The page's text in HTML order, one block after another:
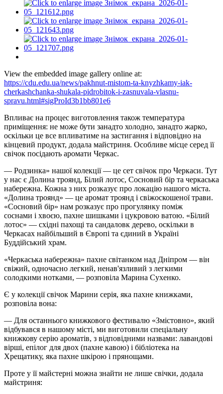
View the embedded image gallery online at:
https://cdu.edu.ua/news/pakhnut-mistom-ta-knyzhkamy-iak-
cherkashchanka-shukala-pidrobitok-i-zasnuvala-vlasnu-
spravu.html#sigProId3b1bb801e6
Впливає на процес виготовлення також температура
приміщення: не може бути занадто холодно, занадто жарко,
оскільки це все впливатиме на застигання і відповідно на
кінцевий продукт, додала майстриня. Особливе місце серед її
свічок посідають аромати Черкас.
— Родзинка» нашої колекції — це сет свічок про Черкаси. Тут
у нас є Долина троянд, Білий лотос, Сосновий бір та черкаська
набережна. Кожна з них розказує про локацію нашого міста.
«Долина троянд» — це аромат троянд і свіжоскошеної трави.
«Сосновий бір» нам розказує про прогулянку поміж
соснами і хвоєю, пахне шишками і цукровою ватою. «Білий
лотос» — східні пахощі та сандаловк дерево, оскільки в
Черкасах найбільший в Європі та єдиний в Україні
Буддійський храм.
«Черкаська набережна» пахне світанком над Дніпром — він
свіжий, одночасно легкий, ненав'язливий з легкими
солодкими нотками, — розповіла Марина Сухенко.
Є у колекції свічок Марини серія, яка пахне книжками,
розповіла вона:
— Для останнього книжкового фестивалю «Змістовно», який
відбувався в нашому місті, ми виготовили спеціальну
книжкову серію ароматів, з відповідними назвами: лавандові
вірші, епілог для двох (пахне кавою) і бібліотека на
Хрещатику, яка пахне шкірою і прянощами.
Проте у її майстерні можна знайти не лише свічки, додала
майстриня: